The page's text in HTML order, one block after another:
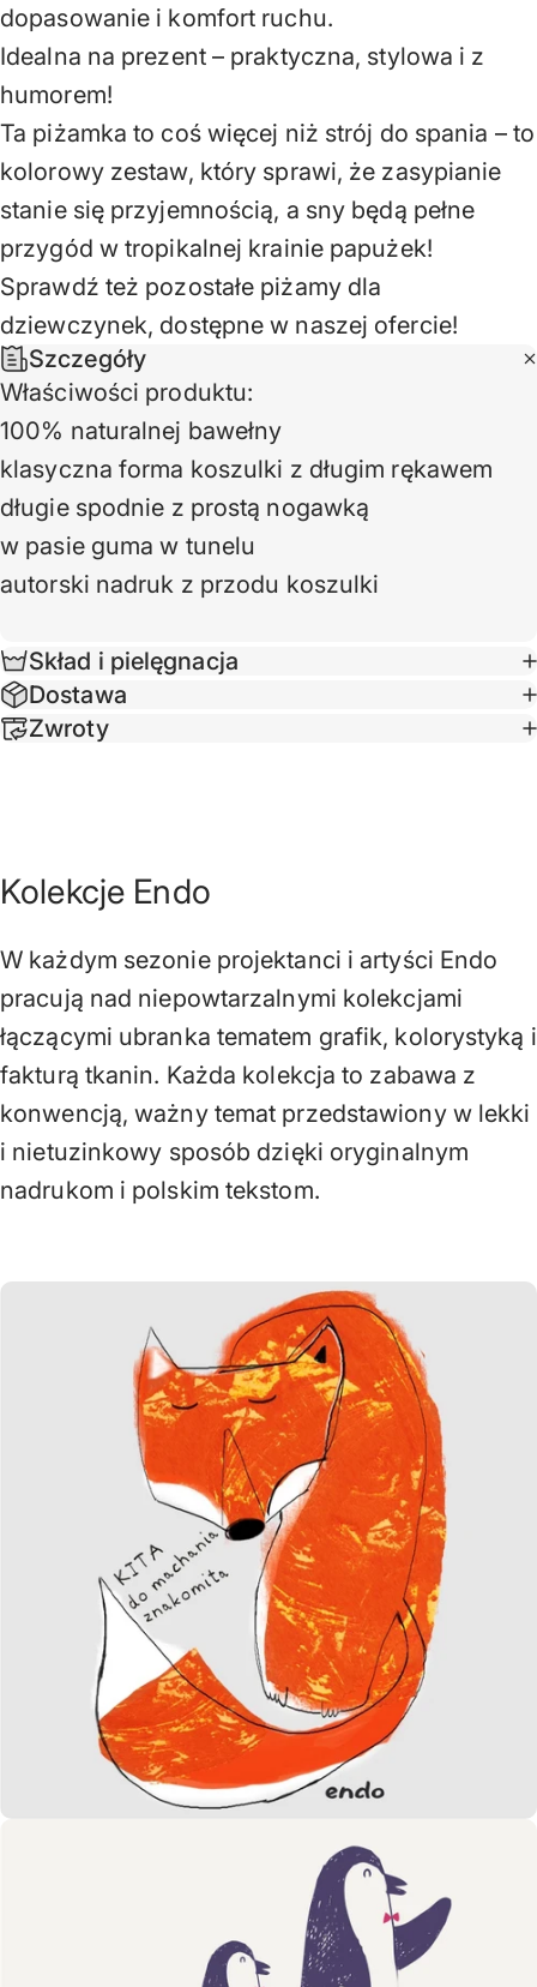
dopasowanie i komfort ruchu.
Idealna na prezent – praktyczna, stylowa i z
humorem!
Ta piżamka to coś więcej niż strój do spania – to
kolorowy zestaw, który sprawi, że zasypianie
stanie się przyjemnością, a sny będą pełne
przygód w tropikalnej krainie papużek!
Sprawdź też pozostałe piżamy dla
dziewczynek, dostępne w naszej ofercie!
Szczegóły
Właściwości produktu:
100% naturalnej bawełny
klasyczna forma koszulki z długim rękawem
długie spodnie z prostą nogawką
w pasie guma w tunelu
autorski nadruk z przodu koszulki
Skład i pielęgnacja
Dostawa
Zwroty
Kolekcje Endo
W każdym sezonie projektanci i artyści Endo
pracują nad niepowtarzalnymi kolekcjami
łączącymi ubranka tematem grafik, kolorystyką i
fakturą tkanin. Każda kolekcja to zabawa z
konwencją, ważny temat przedstawiony w lekki
i nietuzinkowy sposób dzięki oryginalnym
nadrukom i polskim tekstom.